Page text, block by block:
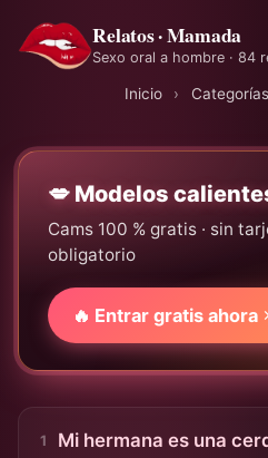
Relatos · Mamada
Sexo oral a hombre · 84
Inicio › Categorías
💋 Modelos
Cams 100 % gratis · sin
obligatorio
🔥 Entrar gratis ahora
Mi hermana es una